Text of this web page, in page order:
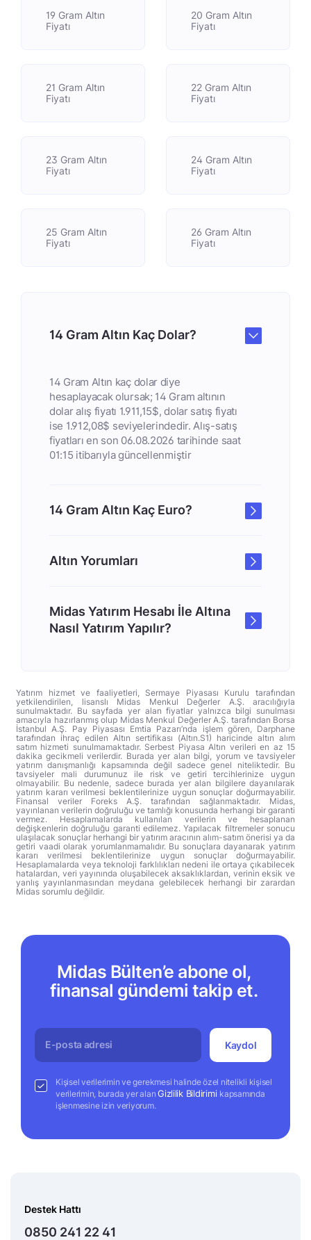
19 Gram Altın
Fiyatı
20 Gram Altın
Fiyatı
21 Gram Altın
Fiyatı
22 Gram Altın
Fiyatı
23 Gram Altın
Fiyatı
24 Gram Altın
Fiyatı
25 Gram Altın
Fiyatı
26 Gram Altın
Fiyatı
14 Gram Altın Kaç Dolar?
14 Gram Altın kaç dolar diye
hesaplayacak olursak; 14 Gram altının
dolar alış fiyatı 1.911,15$, dolar satış fiyatı
ise 1.912,08$ seviyelerindedir. Alış-satış
fiyatları en son 06.08.2026 tarihinde saat
01:15 itibarıyla güncellenmiştir
14 Gram Altın Kaç Euro?
Altın Yorumları
Midas Yatırım Hesabı İle Altına
Nasıl Yatırım Yapılır?
Yatırım hizmet ve faaliyetleri, Sermaye Piyasası Kurulu tarafından
yetkilendirilen, lisanslı Midas Menkul Değerler A.Ş. aracılığıyla
sunulmaktadır. Bu sayfada yer alan fiyatlar yalnızca bilgi sunulması
amacıyla hazırlanmış olup Midas Menkul Değerler A.Ş. tarafından Borsa
İstanbul A.Ş. Pay Piyasası Emtia Pazarı’nda işlem gören, Darphane
tarafından ihraç edilen Altın sertifikası (Altın.S1) haricinde altın alım
satım hizmeti sunulmamaktadır. Serbest Piyasa Altın verileri en az 15
dakika gecikmeli verilerdir. Burada yer alan bilgi, yorum ve tavsiyeler
yatırım danışmanlığı kapsamında değil sadece genel niteliktedir. Bu
tavsiyeler mali durumunuz ile risk ve getiri tercihlerinize uygun
olmayabilir. Bu nedenle, sadece burada yer alan bilgilere dayanılarak
yatırım kararı verilmesi beklentilerinize uygun sonuçlar doğurmayabilir.
Finansal veriler Foreks A.Ş. tarafından sağlanmaktadır. Midas,
yayınlanan verilerin doğruluğu ve tamlığı konusunda herhangi bir garanti
vermez. Hesaplamalarda kullanılan verilerin ve hesaplanan
değişkenlerin doğruluğu garanti edilemez. Yapılacak filtremeler sonucu
ulaşılacak sonuçlar herhangi bir yatırım aracının alım-satım önerisi ya da
getiri vaadi olarak yorumlanmamalıdır. Bu sonuçlara dayanarak yatırım
kararı verilmesi beklentilerinize uygun sonuçlar doğurmayabilir.
Hesaplamalarda veya teknoloji farklılıkları nedeni ile ortaya çıkabilecek
hatalardan, veri yayınında oluşabilecek aksaklıklardan, verinin eksik ve
yanlış yayınlanmasından meydana gelebilecek herhangi bir zarardan
Midas sorumlu değildir.
Midas Bülten’e abone ol,
finansal gündemi takip et.
Kaydol
Kişisel verilerimin ve gerekmesi halinde özel nitelikli kişisel
verilerimin, burada yer alanGizlilik Bildirimi kapsamında
işlenmesine izin veriyorum.
Destek Hattı
0850 241 22 41